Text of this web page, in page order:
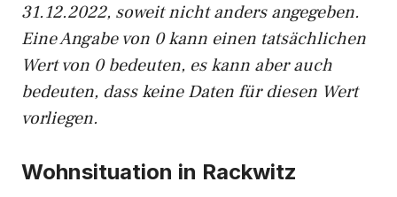
31.12.2022, soweit nicht anders angegeben.
Eine Angabe von 0 kann einen tatsächlichen
Wert von 0 bedeuten, es kann aber auch
bedeuten, dass keine Daten für diesen Wert
vorliegen.
Wohnsituation in Rackwitz